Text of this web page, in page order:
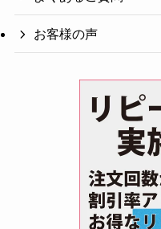
お客様の声